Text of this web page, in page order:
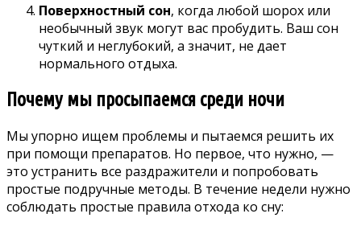
Поверхностный сон, когда любой шорох или
необычный звук могут вас пробудить. Ваш сон
чуткий и неглубокий, а значит, не дает
нормального отдыха.
Почему мы просыпаемся среди ночи
Мы упорно ищем проблемы и пытаемся решить их
при помощи препаратов. Но первое, что нужно, —
это устранить все раздражители и попробовать
простые подручные методы. В течение недели нужно
соблюдать простые правила отхода ко сну: